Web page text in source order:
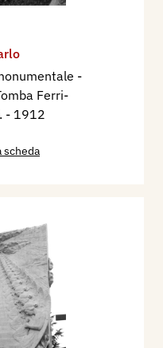
-
Ferri-
- 1912
scheda